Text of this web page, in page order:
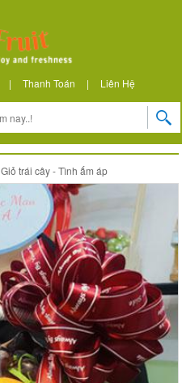
| Thanh Toán | Liên Hệ
Giỏ trái cây - Tình ấm áp